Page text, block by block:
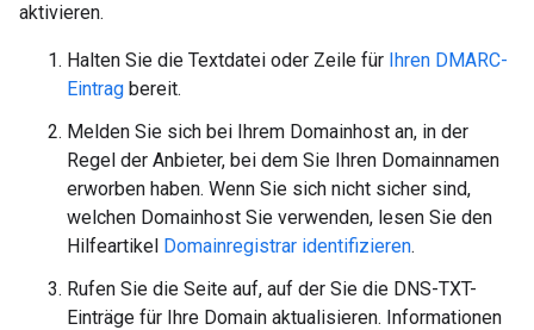
aktivieren.
Halten Sie die Textdatei oder Zeile für Ihren DMARC-
Eintrag bereit.
Melden Sie sich bei Ihrem Domainhost an, in der
Regel der Anbieter, bei dem Sie Ihren Domainnamen
erworben haben. Wenn Sie sich nicht sicher sind,
welchen Domainhost Sie verwenden, lesen Sie den
Hilfeartikel Domainregistrar identifizieren.
Rufen Sie die Seite auf, auf der Sie die DNS-TXT-
Einträge für Ihre Domain aktualisieren. Informationen